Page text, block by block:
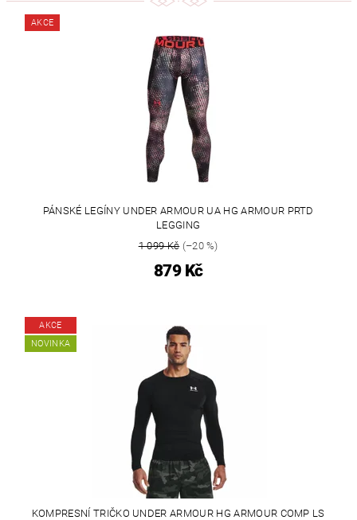
AKCE
PÁNSKÉ LEGÍNY UNDER ARMOUR UA HG ARMOUR PRTD
LEGGING
1 099 Kč(–20 %)
879 Kč
AKCE
NOVINKA
KOMPRESNÍ TRIČKO UNDER ARMOUR HG ARMOUR COMP LS